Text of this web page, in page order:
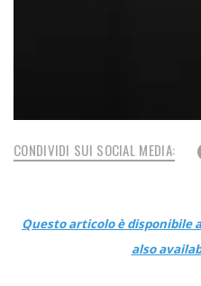
CONDIVIDI SUI SOCIAL MEDIA:
Questo articolo è disponibile
also